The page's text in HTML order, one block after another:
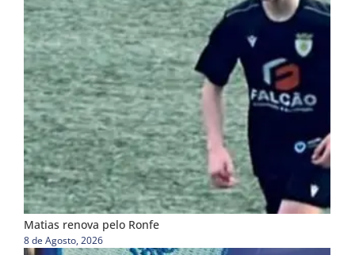
Matias renova pelo Ronfe
8 de Agosto, 2026